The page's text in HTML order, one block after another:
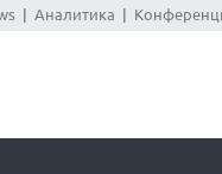
| Аналитика